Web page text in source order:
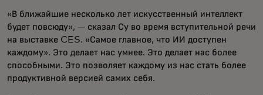
«В ближайшие несколько лет искусственный интеллект
будет повсюду», — сказал Су во время вступительной речи
на выставке CES. «Самое главное, что ИИ доступен
каждому». Это делает нас умнее. Это делает нас более
способными. Это позволяет каждому из нас стать более
продуктивной версией самих себя.